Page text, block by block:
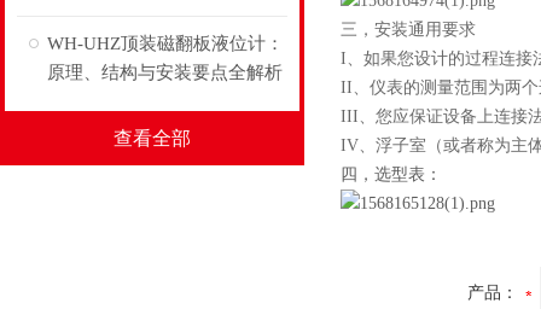
WH-UHZ顶装磁翻板液位计：
原理、结构与安装要点全解析
查看全部
三，安装通用要求
I、 如果您设计的过程连接
II、仪表的测量范围为两
III、您应保证设备上连接
IV、 浮子室（或者称为主
四，选型表：
产品：